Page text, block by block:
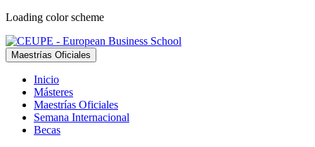
Loading color scheme
Maestrías Oficiales
Inicio
Másteres
Maestrías Oficiales
Semana Internacional
Becas